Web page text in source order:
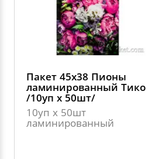
Пакет 45х38 Пионы
ламинированный Тико
/10уп х 50шт/
10уп х 50шт
ламинированный